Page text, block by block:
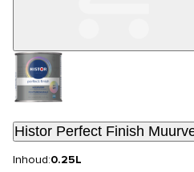
Histor Perfect Finish
Inhoud:0.25L